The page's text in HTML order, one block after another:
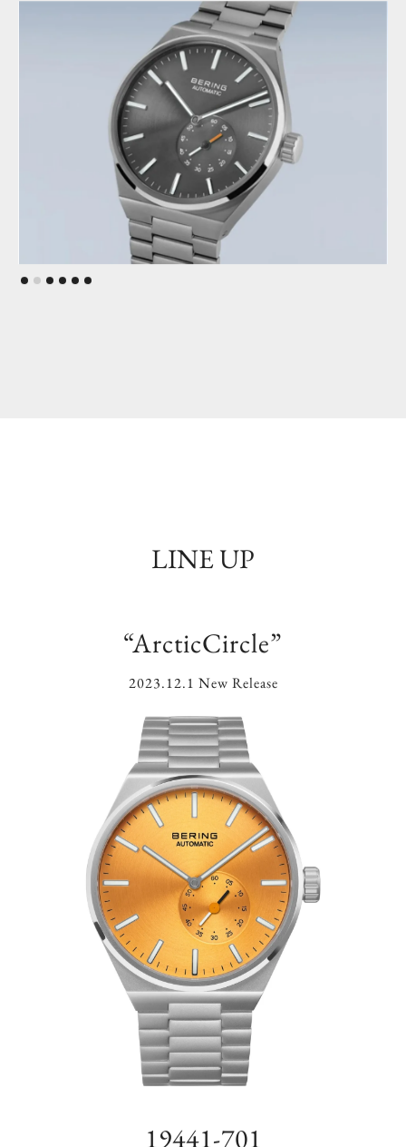
LINE UP
“ArcticCircle”
2023.12.1 New Release
19441-701